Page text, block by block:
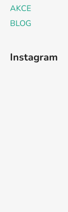
AKCE
BLOG
Instagram